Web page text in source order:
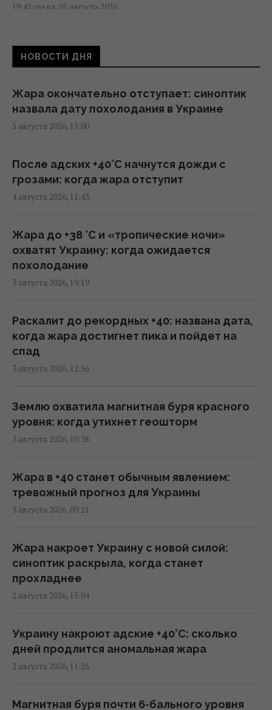
19:42 среда, 05 августа 2026
В Подмосковье вспыхнул главный научный
центр "Роскосмоса"
В Сеуту могли прибыть подозреваемые в
джихадизме: в МВД Испании это отрицают
США готовят новую ядерную стратегию на
случай войны с Россией или Китаем, - NBC
16:23 среда, 05 августа 2026
Украина становится для Европы важнее,
чем США, – WELT
Трамп отказался передать Украине
ракеты для Patriot, – FT
12:38 среда, 05 августа 2026
Несмотря на сомнения Трампа: США
продолжают переговоры с Украиной по
Patriot, - Reuters
Дроны поразили крупный склад
Wildberries в Тульской области: вспыхнул
09:45 среда, 05 августа 2026
Возле гольф-клуба Трампа задержали
вооруженного мужчину с "тревожными
09:01 среда, 05 августа 2026
На Дунае из-за засухи из-под воды
боеприпасами
НОВОСТИ ДНЯ
Жара окончательно отступает: синоптик
назвала дату похолодания в Украине
5 августа 2026, 15:00
После адских +40°C начнутся дожди с
грозами: когда жара отступит
4 августа 2026, 11:43
Жара до +38 °С и «тропические ночи»
охватят Украину: когда ожидается
похолодание
3 августа 2026, 19:19
Раскалит до рекордных +40: названа дата,
когда жара достигнет пика и пойдет на
спад
3 августа 2026, 12:56
Землю охватила магнитная буря красного
уровня: когда утихнет геошторм
3 августа 2026, 10:38
Жара в +40 станет обычным явлением:
тревожный прогноз для Украины
3 августа 2026, 09:21
Жара накроет Украину с новой силой:
синоптик раскрыла, когда станет
прохладнее
2 августа 2026, 15:04
Украину накроют адские +40°C: сколько
дней продлится аномальная жара
2 августа 2026, 11:26
Магнитная буря почти 6-бального уровня